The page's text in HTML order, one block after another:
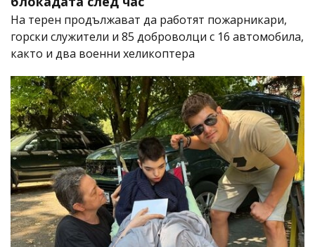
На терен продължават да работят пожарникари,
горски служители и 85 доброволци с 16 автомобила,
както и два военни хеликоптера